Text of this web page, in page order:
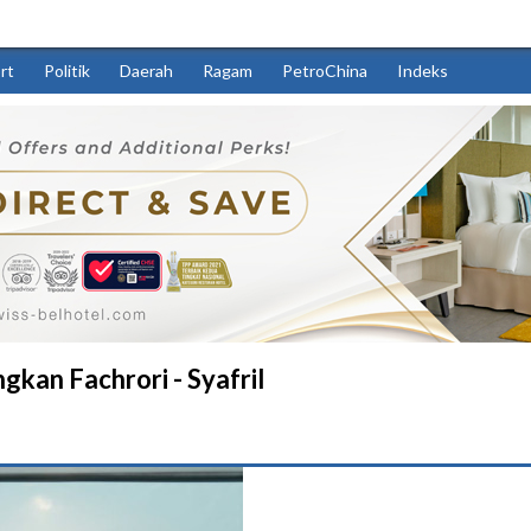
Politik Daerah Ragam PetroChina Indeks
Fachrori - Syafril